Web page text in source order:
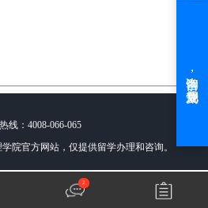
线：4008-066-065
院官方网站，仅提供留学办理和咨询。
2